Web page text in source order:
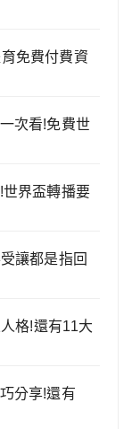
免費付費資
次看!免費世
世界盃轉播要
讓都是指回
格!還有11大
分享!還有